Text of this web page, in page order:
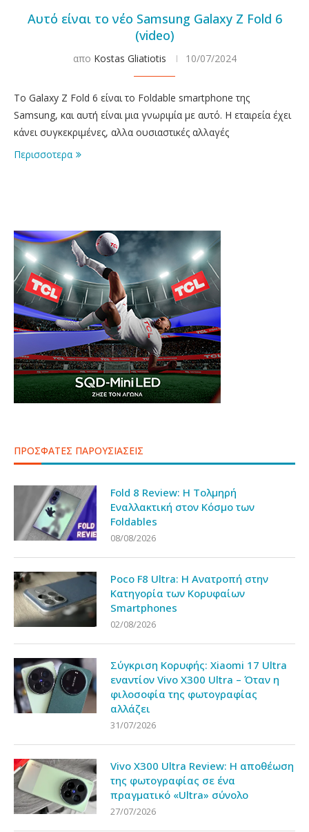
Αυτό είναι το νέο Samsung Galaxy Z Fold 6
(video)
απο Kostas Gliatiotis 10/07/2024
To Galaxy Z Fold 6 είναι το Foldable smartphone της
Samsung, και αυτή είναι μια γνωριμία με αυτό. Η εταιρεία έχει
κάνει συγκεκριμένες, αλλα ουσιαστικές αλλαγές
Περισσοτερα
ΠΡΟΣΦΑΤΕΣ ΠΑΡΟΥΣΙΑΣΕΙΣ
Fold 8 Review: Η Τολμηρή
Εναλλακτική στον Κόσμο των
Foldables
08/08/2026
Poco F8 Ultra: Η Ανατροπή στην
Κατηγορία των Κορυφαίων
Smartphones
02/08/2026
Σύγκριση Κορυφής: Xiaomi 17 Ultra
εναντίον Vivo X300 Ultra – Όταν η
φιλοσοφία της φωτογραφίας
αλλάζει
31/07/2026
Vivo X300 Ultra Review: Η αποθέωση
της φωτογραφίας σε ένα
πραγματικό «Ultra» σύνολο
27/07/2026